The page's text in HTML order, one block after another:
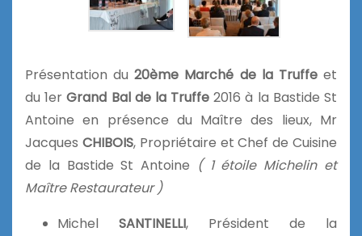
Présentation du20ème Marché de la Truffeet
du 1erGrand Bal de la Truffe 2016 à la Bastide St
Antoine en présence du Maître des lieux, Mr
Jacques CHIBOIS, Propriétaire et Chef de Cuisine
de la Bastide St Antoine ( 1 étoile Michelin et
Maître Restaurateur )
Michel SANTINELLI, Président de la